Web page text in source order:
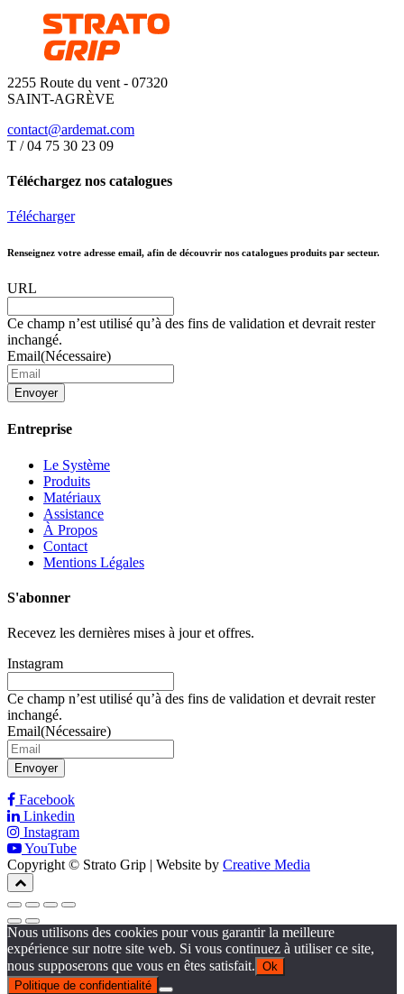
2255 Route du vent - 07320
SAINT-AGRÈVE
contact@ardemat.com
T / 04 75 30 23 09
Téléchargez nos catalogues
Télécharger
Renseignez votre adresse email, afin de découvrir nos catalogues produits par secteur.
URL
Ce champ n’est utilisé qu’à des fins de validation et devrait rester
inchangé.
Email(Nécessaire)
Envoyer
Entreprise
Le Système
Produits
Matériaux
Assistance
À Propos
Contact
Mentions Légales
S'abonner
Recevez les dernières mises à jour et offres.
Instagram
Ce champ n’est utilisé qu’à des fins de validation et devrait rester
inchangé.
Email(Nécessaire)
Envoyer
Facebook
Linkedin
Instagram
YouTube
Copyright © Strato Grip | Website by Creative Media
Nous utilisons des cookies pour vous garantir la meilleure
expérience sur notre site web. Si vous continuez à utiliser ce site,
nous supposerons que vous en êtes satisfait. Ok
Politique de confidentialité